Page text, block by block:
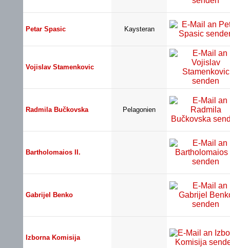
Petar Spasic Kaysteran
Vojislav Stamenkovic
Radmila Bučkovska Pelagonien
Bartholomaios II.
Gabrijel Benko
Izborna Komisija